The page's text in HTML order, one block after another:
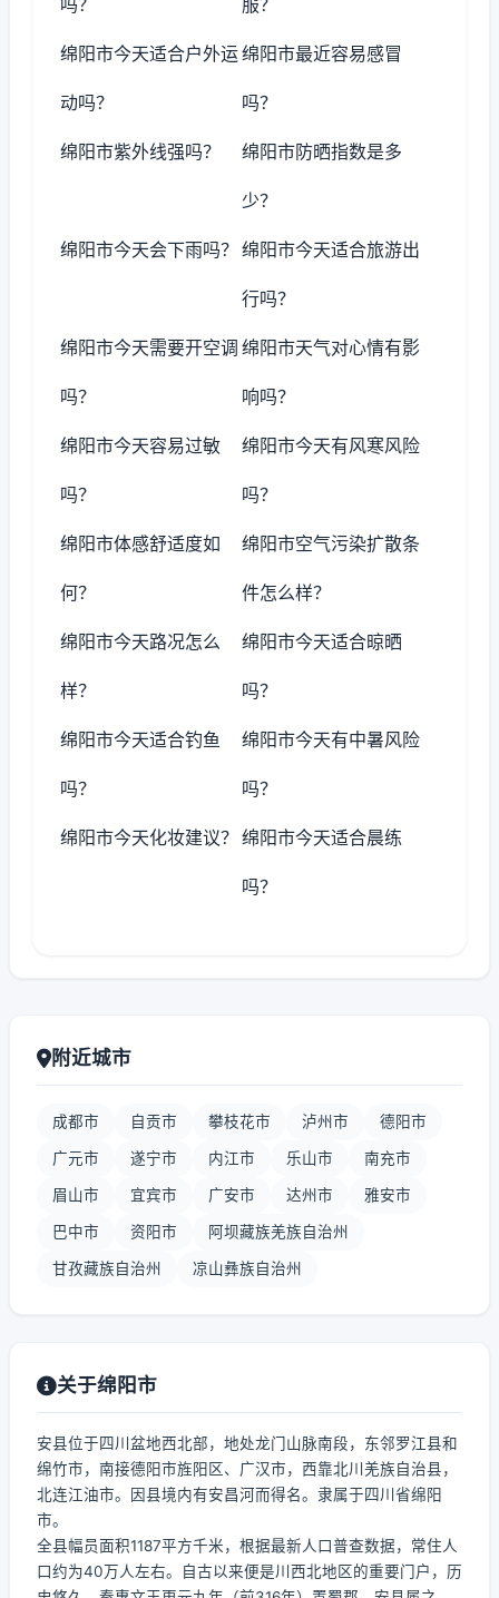
吗？ 服？
绵阳市今天适合户外运
动吗？
绵阳市最近容易感冒
吗？
绵阳市紫外线强吗？ 绵阳市防晒指数是多
少？
绵阳市今天会下雨吗？ 绵阳市今天适合旅游出
行吗？
绵阳市今天需要开空调
吗？
绵阳市天气对心情有影
响吗？
绵阳市今天容易过敏
吗？
绵阳市今天有风寒风险
吗？
绵阳市体感舒适度如
何？
绵阳市空气污染扩散条
件怎么样？
绵阳市今天路况怎么
样？
绵阳市今天适合晾晒
吗？
绵阳市今天适合钓鱼
吗？
绵阳市今天有中暑风险
吗？
绵阳市今天化妆建议？ 绵阳市今天适合晨练
吗？
附近城市
成都市 自贡市 攀枝花市 泸州市 德阳市
广元市 遂宁市 内江市 乐山市 南充市
眉山市 宜宾市 广安市 达州市 雅安市
巴中市 资阳市 阿坝藏族羌族自治州
甘孜藏族自治州 凉山彝族自治州
关于绵阳市
安县位于四川盆地西北部，地处龙门山脉南段，东邻罗江县和
绵竹市，南接德阳市旌阳区、广汉市，西靠北川羌族自治县，
北连江油市。因县境内有安昌河而得名。隶属于四川省绵阳
市。
全县幅员面积1187平方千米，根据最新人口普查数据，常住人
口约为40万人左右。自古以来便是川西北地区的重要门户，历